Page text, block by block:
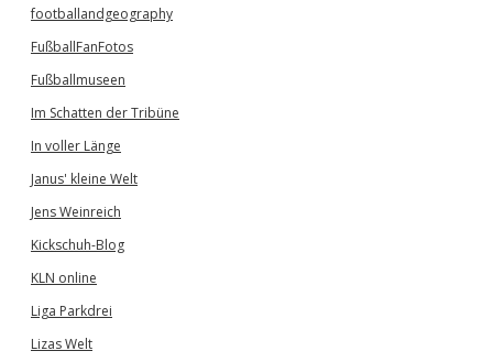
footballandgeography
FußballFanFotos
Fußballmuseen
Im Schatten der Tribüne
In voller Länge
Janus' kleine Welt
Jens Weinreich
Kickschuh-Blog
KLN online
Liga Parkdrei
Lizas Welt